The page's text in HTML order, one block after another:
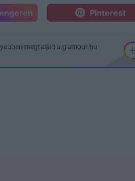
Pinterest
megtaláld a glamour.hu